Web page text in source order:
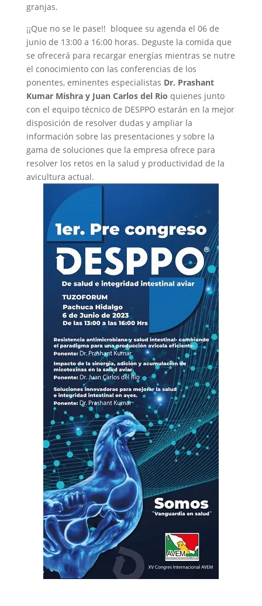
granjas.
¡¡Que no se le pase!! bloquee su agenda el 06 de
junio de 13:00 a 16:00 horas. Deguste la comida que
se ofrecerá para recargar energías mientras se nutre
el conocimiento con las conferencias de los
ponentes, eminentes especialistas Dr. Prashant
Kumar Mishra y Juan Carlos del Rio quienes junto
con el equipo técnico de DESPPO estarán en la mejor
disposición de resolver dudas y ampliar la
información sobre las presentaciones y sobre la
gama de soluciones que la empresa ofrece para
resolver los retos en la salud y productividad de la
avicultura actual.